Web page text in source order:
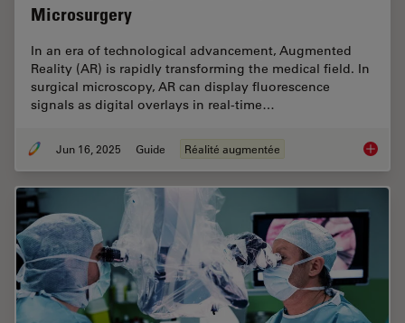
Microsurgery
In an era of technological advancement, Augmented
Reality (AR) is rapidly transforming the medical field. In
surgical microscopy, AR can display fluorescence
signals as digital overlays in real-time…
Jun 16, 2025 Guide Réalité augmentée The